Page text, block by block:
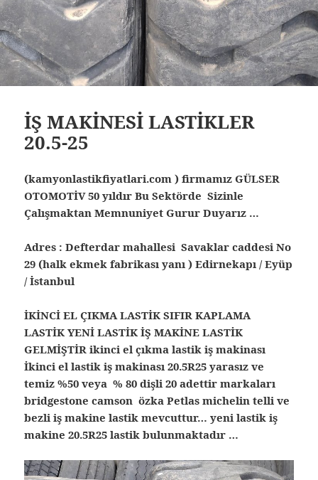
İŞ MAKİNESİ LASTİKLER
20.5-25
(kamyonlastikfiyatlari.com ) firmamız GÜLSER
OTOMOTİV 50 yıldır Bu Sektörde Sizinle
Çalışmaktan Memnuniyet Gurur Duyarız …
Adres : Defterdar mahallesi Savaklar caddesi No
29 (halk ekmek fabrikası yanı ) Edirnekapı / Eyüp
/ İstanbul
İKİNCİ EL ÇIKMA LASTİK SIFIR KAPLAMA
LASTİK YENİ LASTİK İŞ MAKİNE LASTİK
GELMİŞTİR ikinci el çıkma lastik iş makinası
İkinci el lastik iş makinası 20.5R25 yarasız ve
temiz %50 veya % 80 dişli 20 adettir markaları
bridgestone camson özka Petlas michelin telli ve
bezli iş makine lastik mevcuttur… yeni lastik iş
makine 20.5R25 lastik bulunmaktadır …